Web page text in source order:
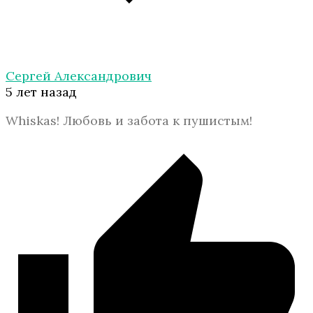
Сергей Александрович
5 лет назад
Whiskas! Любовь и забота к пушистым!